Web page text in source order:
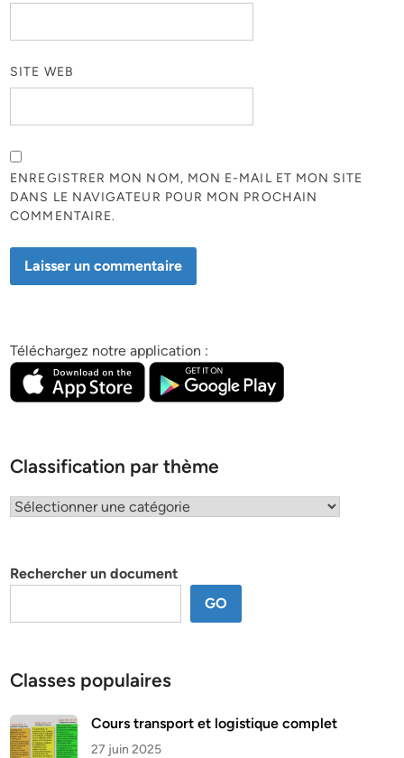
SITE WEB
ENREGISTRER MON NOM, MON E-MAIL ET MON SITE
DANS LE NAVIGATEUR POUR MON PROCHAIN
COMMENTAIRE.
Téléchargez notre application :
Classification par thème
Classification
Rechercher un document
GO
Classes populaires
Cours transport et logistique complet
27 juin 2025